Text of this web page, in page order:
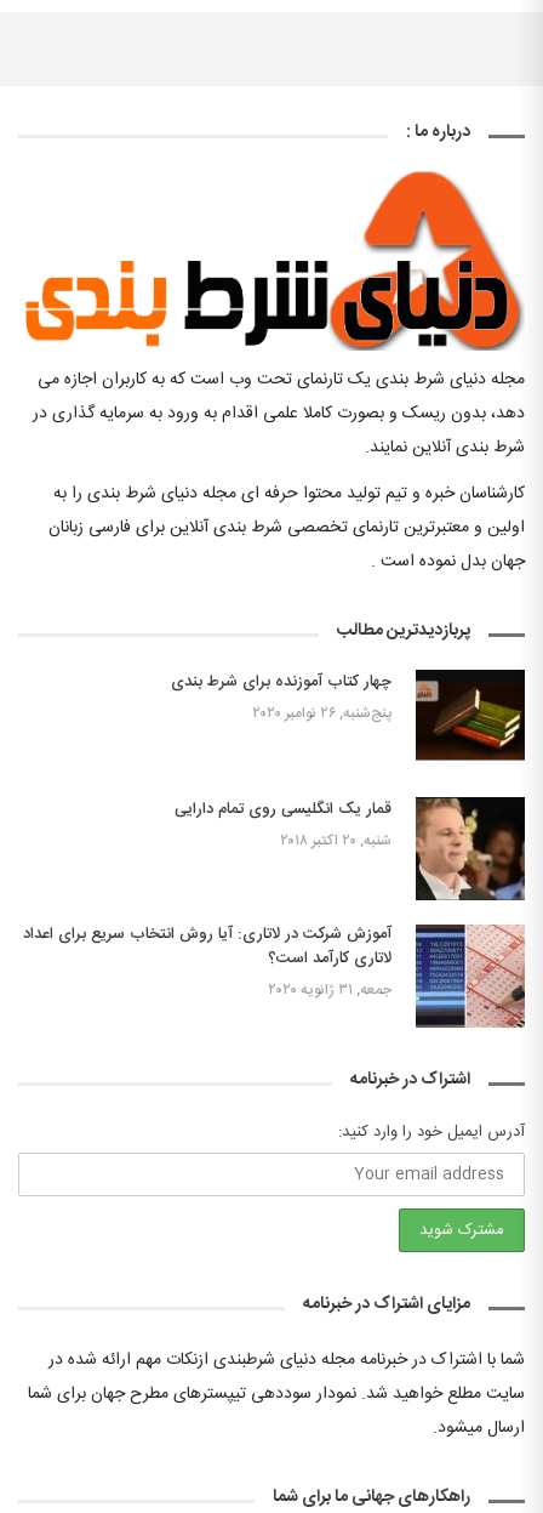
درباره ما :
مجله دنیای شرط بندی یک تارنمای تحت وب است که به کاربران اجازه می
دهد، بدون ریسک و بصورت کاملا علمی اقدام به ورود به سرمایه گذاری در
شرط بندی آنلاین نمایند.
کارشناسان خبره و تیم تولید محتوا حرفه ای مجله دنیای شرط بندی را به
اولین و معتبرترین تارنمای تخصصی شرط بندی آنلاین برای فارسی زبانان
جهان بدل نموده است .
پربازدیدترین مطالب
چهار کتاب آموزنده برای شرط بندی
پنج‌شنبه, ۲۶ نوامبر ۲۰۲۰
قمار یک انگلیسی روی تمام دارایی
شنبه, ۲۰ اکتبر ۲۰۱۸
آموزش شرکت در لاتاری: آیا روش انتخاب سریع برای اعداد
لاتاری کارآمد است؟
جمعه, ۳۱ ژانویه ۲۰۲۰
اشتراک در خبرنامه
آدرس ایمیل خود را وارد کنید:
مزایای اشتراک در خبرنامه
شما با اشتراک در خبرنامه مجله دنیای شرطبندی ازنکات مهم ارائه شده در
سایت مطلع خواهید شد. نمودار سوددهی تیپسترهای مطرح جهان برای شما
ارسال میشود.
راهکارهای جهانی ما برای شما